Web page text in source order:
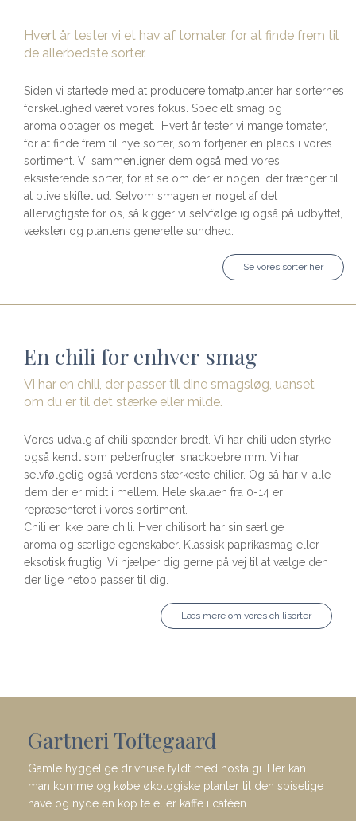
Hvert år tester vi et hav af tomater, for at finde frem til
de allerbedste sorter.
Siden vi startede med at producere tomatplanter har sorternes
forskellighed været vores fokus. Specielt smag og
aroma optager os meget. Hvert år tester vi mange tomater,
for at finde frem til nye sorter, som fortjener en plads i vores
sortiment. Vi sammenligner dem også med vores
eksisterende sorter, for at se om der er nogen, der trænger til
at blive skiftet ud. Selvom smagen er noget af det
allervigtigste for os, så kigger vi selvfølgelig også på udbyttet,
væksten og plantens generelle sundhed.
Se vores sorter her
En chili for enhver smag
Vi har en chili, der passer til dine smagsløg, uanset
om du er til det stærke eller milde.
Vores udvalg af chili spænder bredt. Vi har chili uden styrke
også kendt som peberfrugter, snackpebre mm. Vi har
selvfølgelig også verdens stærkeste chilier. Og så har vi alle
dem der er midt i mellem. Hele skalaen fra 0-14 er
repræsenteret i vores sortiment.
Chili er ikke bare chili. Hver chilisort har sin særlige
aroma og særlige egenskaber. Klassisk paprikasmag eller
eksotisk frugtig. Vi hjælper dig gerne på vej til at vælge den
der lige netop passer til dig.
Læs mere om vores chilisorter
Gartneri Toftegaard
Gamle hyggelige drivhuse fyldt med nostalgi. Her kan
man komme og købe økologiske planter til den spiselige
have og nyde en kop te eller kaffe i caféen.